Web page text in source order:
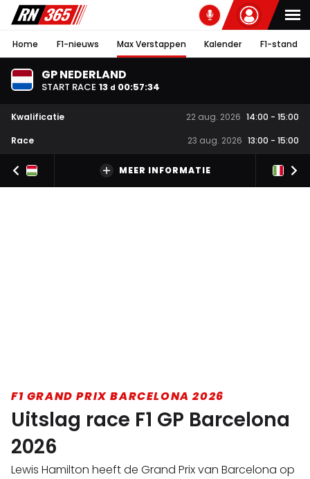
Home F1-nieuws Max Verstappen Kalender F1-stand
GP NEDERLAND
START RACE 13 d 00:57:34
Kwalificatie 22 aug. 2026 14:00 - 15:00
Race
23 aug. 2026 13:00 - 15:00
MEER INFORMATIE
F1 GRAND PRIX BARCELONA 2026
Uitslag race F1 GP Barcelona
2026
Lewis Hamilton heeft de Grand Prix van Barcelona op